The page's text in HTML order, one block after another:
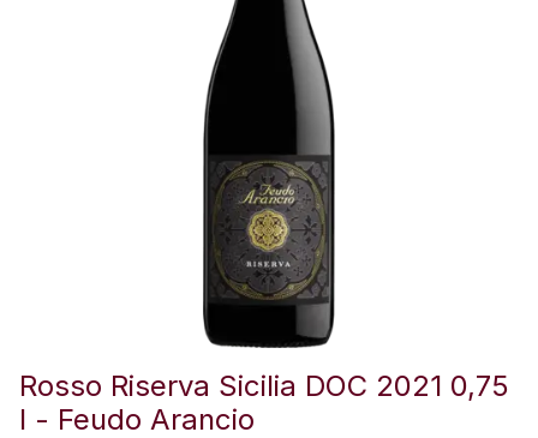
Rosso Riserva Sicilia DOC 2021 0,75
l - Feudo Arancio